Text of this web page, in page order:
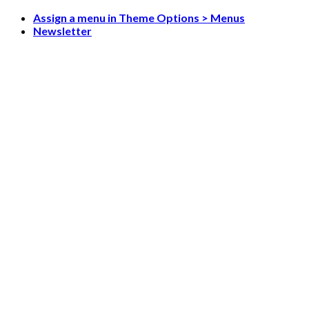
Skip
Assign a menu in Theme Options > Menus
Newsletter